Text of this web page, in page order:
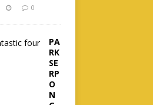
0
PA
RK
SE
RP
O
N